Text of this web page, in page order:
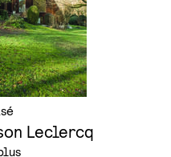
Leclercq